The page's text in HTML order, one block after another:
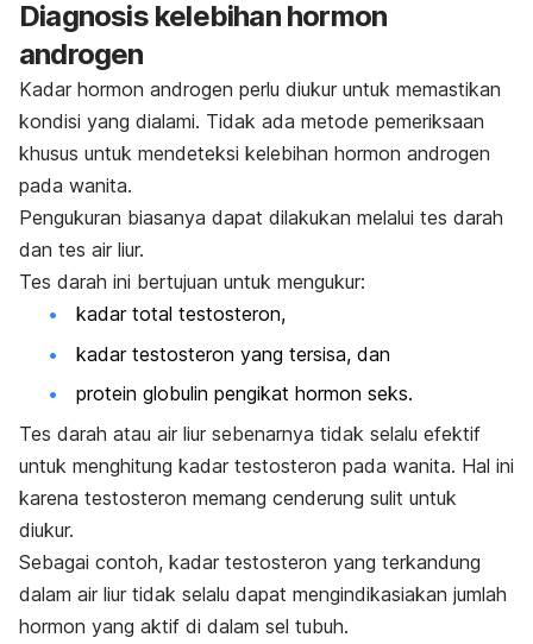
Diagnosis kelebihan hormon
androgen
Kadar hormon androgen perlu diukur untuk memastikan
kondisi yang dialami. Tidak ada metode pemeriksaan
khusus untuk mendeteksi kelebihan hormon androgen
pada wanita.
Pengukuran biasanya dapat dilakukan melalui tes darah
dan tes air liur.
Tes darah ini bertujuan untuk mengukur:
kadar total testosteron,
kadar testosteron yang tersisa, dan
protein globulin pengikat hormon seks.
Tes darah atau air liur sebenarnya tidak selalu efektif
untuk menghitung kadar testosteron pada wanita. Hal ini
karena testosteron memang cenderung sulit untuk
diukur.
Sebagai contoh, kadar testosteron yang terkandung
dalam air liur tidak selalu dapat mengindikasiakan jumlah
hormon yang aktif di dalam sel tubuh.